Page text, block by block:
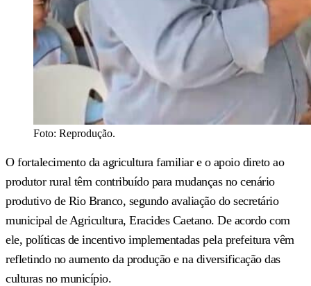
Foto: Reprodução.
O fortalecimento da agricultura familiar e o apoio direto ao
produtor rural têm contribuído para mudanças no cenário
produtivo de Rio Branco, segundo avaliação do secretário
municipal de Agricultura, Eracides Caetano. De acordo com
ele, políticas de incentivo implementadas pela prefeitura vêm
refletindo no aumento da produção e na diversificação das
culturas no município.